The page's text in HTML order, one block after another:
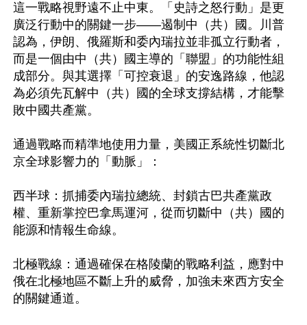
這一戰略視野遠不止中東。「史詩之怒行動」是更
廣泛行動中的關鍵一步——遏制中（共）國。川普
認為，伊朗、俄羅斯和委內瑞拉並非孤立行動者，
而是一個由中（共）國主導的「聯盟」的功能性組
成部分。與其選擇「可控衰退」的安逸路線，他認
為必須先瓦解中（共）國的全球支撐結構，才能擊
敗中國共產黨。
通過戰略而精準地使用力量，美國正系統性切斷北
京全球影響力的「動脈」：
西半球：抓捕委內瑞拉總統、封鎖古巴共產黨政
權、重新掌控巴拿馬運河，從而切斷中（共）國的
能源和情報生命線。
北極戰線：通過確保在格陵蘭的戰略利益，應對中
俄在北極地區不斷上升的威脅，加強未來西方安全
的關鍵通道。